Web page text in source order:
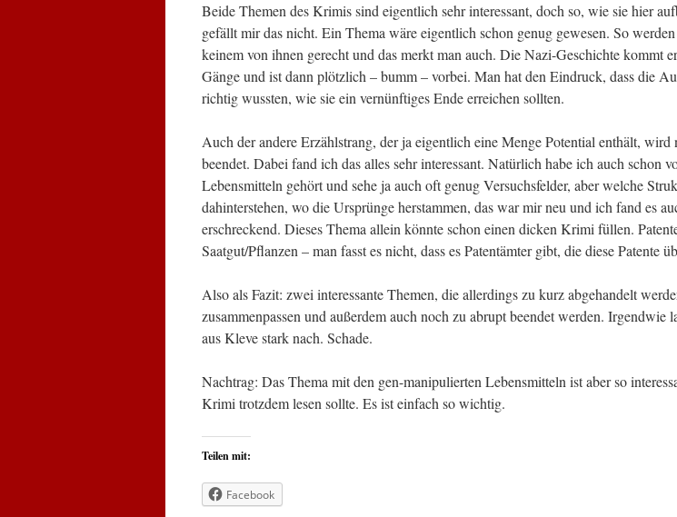
Beide Themen des Krimis sind eigentlich sehr interessant, doch so, wie sie hier
gefällt mir das nicht. Ein Thema wäre eigentlich schon genug gewesen. So
keinem von ihnen gerecht und das merkt man auch. Die Nazi-Geschichte kommt
Gänge und ist dann plötzlich – bumm – vorbei. Man hat den Eindruck, dass die
richtig wussten, wie sie ein vernünftiges Ende erreichen sollten.
Auch der andere Erzählstrang, der ja eigentlich eine Menge Potential enthält,
beendet. Dabei fand ich das alles sehr interessant. Natürlich habe ich auch schon
Lebensmitteln gehört und sehe ja auch oft genug Versuchsfelder, aber welche
dahinterstehen, wo die Ursprünge herstammen, das war mir neu und ich fand es
erschreckend. Dieses Thema allein könnte schon einen dicken Krimi füllen.
Saatgut/Pflanzen – man fasst es nicht, dass es Patentämter gibt, die diese Patente
Also als Fazit: zwei interessante Themen, die allerdings zu kurz abgehandelt
zusammenpassen und außerdem auch noch zu abrupt beendet werden. Irgendwie
aus Kleve stark nach. Schade.
Nachtrag: Das Thema mit den gen-manipulierten Lebensmitteln ist aber so
Krimi trotzdem lesen sollte. Es ist einfach so wichtig.
Teilen mit:
Facebook